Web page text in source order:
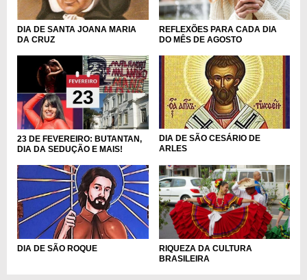
DIA DE SANTA JOANA MARIA
DA CRUZ
REFLEXÕES PARA CADA DIA
DO MÊS DE AGOSTO
23 DE FEVEREIRO: BUTANTAN,
DIA DA SEDUÇÃO E MAIS!
DIA DE SÃO CESÁRIO DE
ARLES
DIA DE SÃO ROQUE
RIQUEZA DA CULTURA
BRASILEIRA